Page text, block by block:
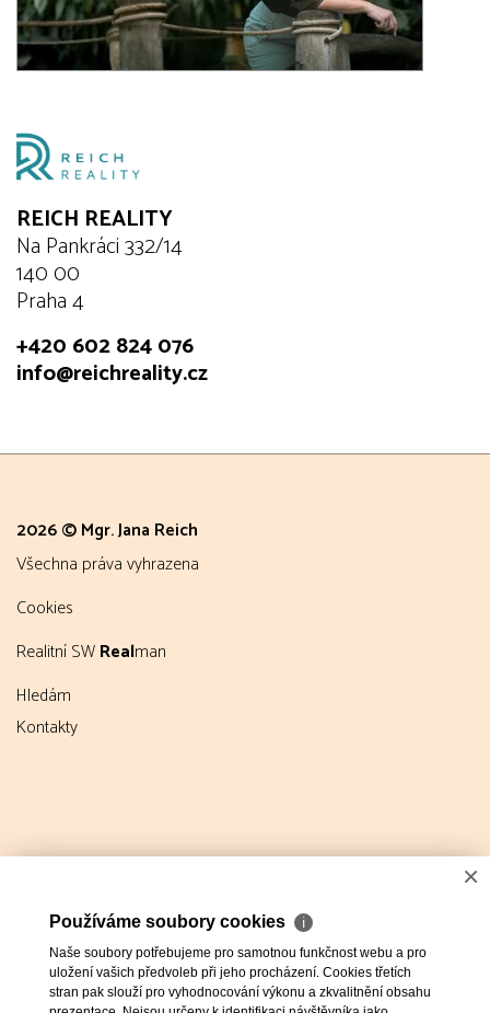
REICH REALITY
Na Pankráci 332/14
140 00
Praha 4
+420 602 824 076
info@reichreality.cz
2026 © Mgr. Jana Reich
všechna práva vyhrazena
Cookies
Realitní SWRealman
Hledám
Kontakty
×
Používáme soubory cookies ℹ
Naše soubory potřebujeme pro samotnou funkčnost webu a pro
uložení vašich předvoleb při jeho procházení. Cookies třetích
stran pak slouží pro vyhodnocování výkonu a zkvalitnění obsahu